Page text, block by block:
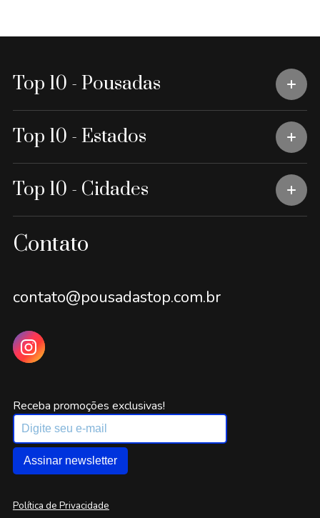
Top 10 - Pousadas
Top 10 - Estados
Top 10 - Cidades
Contato
contato@pousadastop.com.br
Receba promoções exclusivas!
Assinar newsletter
Política de Privacidade